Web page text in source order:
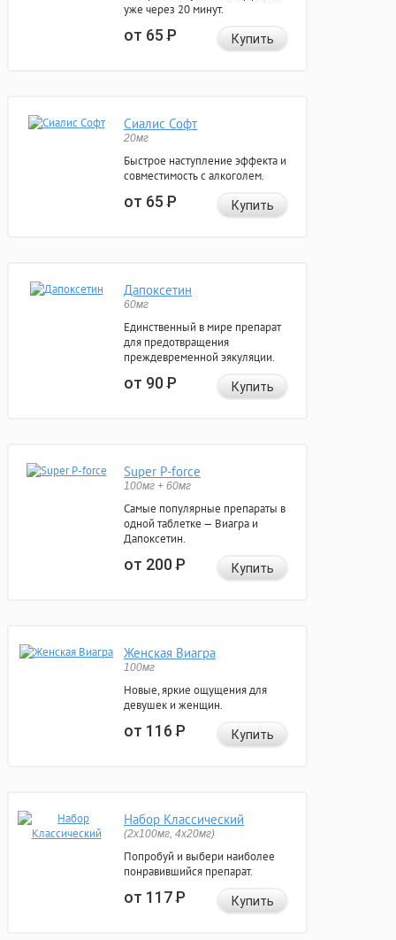
уже через 20 минут.
от 65Р Купить
Сиалис Софт
20мг
Быстрое наступление эффекта и
совместимость с алкоголем.
от 65Р Купить
Дапоксетин
60мг
Единственный в мире препарат
для предотвращения
преждевременной эякуляции.
от 90Р Купить
Super P-force
100мг + 60мг
Самые популярные препараты в
одной таблетке — Виагра и
Дапоксетин.
от 200Р Купить
Женская Виагра
100мг
Новые, яркие ощущения для
девушек и женщин.
от 116Р Купить
Набор Классический
(2x100мг, 4x20мг)
Попробуй и выбери наиболее
понравившийся препарат.
от 117Р Купить